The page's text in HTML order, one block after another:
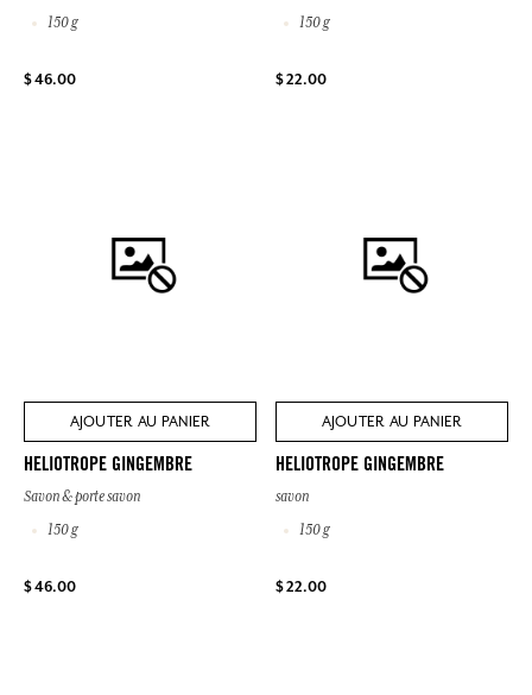
150 g
$ 46.00
150 g
$ 22.00
AJOUTER AU PANIER
HELIOTROPE GINGEMBRE
Savon & porte savon
150 g
$ 46.00
AJOUTER AU PANIER
HELIOTROPE GINGEMBRE
savon
150 g
$ 22.00